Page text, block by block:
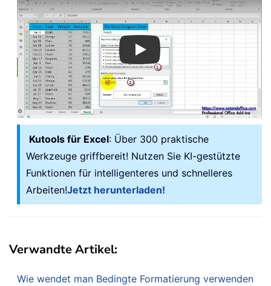
Play
Kutools für Excel: Über 300 praktische
Werkzeuge griffbereit! Nutzen Sie KI-gestützte
Funktionen für intelligenteres und schnelleres
Arbeiten!Jetzt herunterladen!
Verwandte Artikel:
Wie wendet man Bedingte Formatierung verwenden